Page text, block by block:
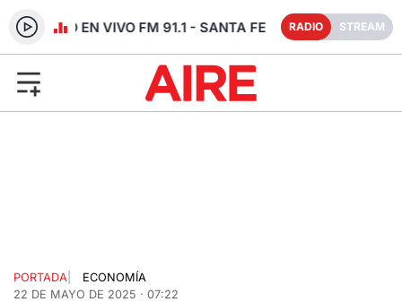
RADIO EN VIVO FM 91.1 - SANTA FE RADIO STREAM
PORTADA
ECONOMÍA
22 DE MAYO DE 2025 · 07:22